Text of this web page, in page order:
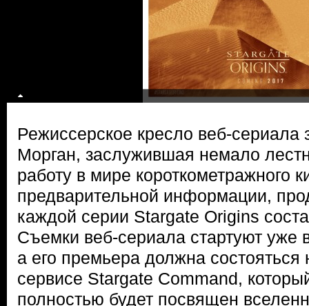
Режиссерское кресло веб-сериала
Морган, заслужившая немало
работу в мире короткометражного
предварительной информации,
каждой серии Stargate Origins
Съемки веб-сериала стартуют
а его премьера должна
сервисе Stargate Command,
полностью будет посвящен